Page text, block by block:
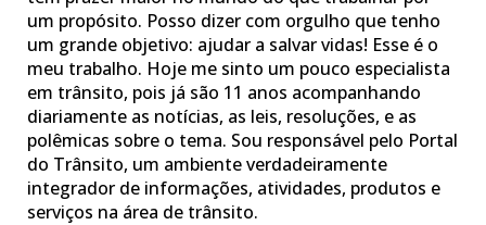
um propósito. Posso dizer com orgulho que tenho
um grande objetivo: ajudar a salvar vidas! Esse é o
meu trabalho. Hoje me sinto um pouco especialista
em trânsito, pois já são 11 anos acompanhando
diariamente as notícias, as leis, resoluções, e as
polêmicas sobre o tema. Sou responsável pelo Portal
do Trânsito, um ambiente verdadeiramente
integrador de informações, atividades, produtos e
serviços na área de trânsito.